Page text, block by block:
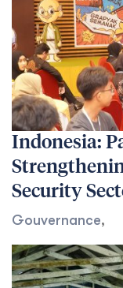
Indonesia:
Security
Gouvernance,